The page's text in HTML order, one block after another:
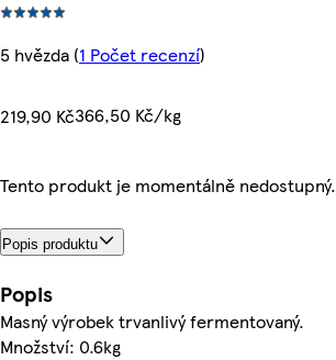
5 hvězda (1 Počet recenzí)
219,90 Kč366,50 Kč/kg
Tento produkt je momentálně nedostupný.
Popis produktu
Popis
Masný výrobek trvanlivý fermentovaný.
Množství: 0.6kg